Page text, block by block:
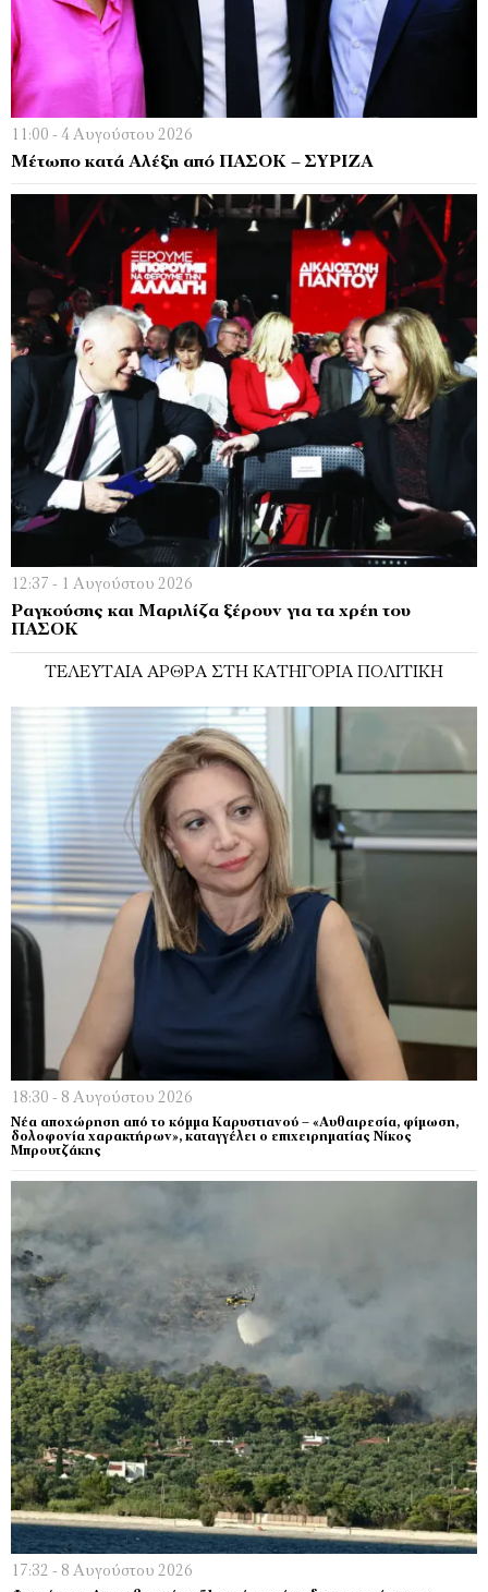
11:00 - 4 Αυγούστου 2026
Μέτωπο κατά Αλέξη από ΠΑΣΟΚ – ΣΥΡΙΖΑ
12:37 - 1 Αυγούστου 2026
Ραγκούσης και Μαριλίζα ξέρουν για τα χρέη του
ΠΑΣΟΚ
ΤΕΛΕΥΤΑΊΑ ΆΡΘΡΑ ΣΤΗ ΚΑΤΗΓΟΡΊΑ ΠΟΛΙΤΙΚΉ
18:30 - 8 Αυγούστου 2026
Νέα αποχώρηση από το κόμμα Καρυστιανού – «Αυθαιρεσία, φίμωση,
δολοφονία χαρακτήρων», καταγγέλει ο επιχειρηματίας Νίκος
Μπρουτζάκης
17:32 - 8 Αυγούστου 2026